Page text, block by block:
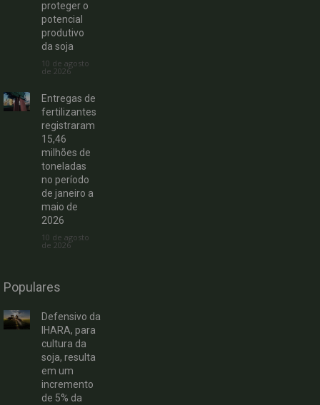
proteger o
potencial
produtivo
da soja
10 de agosto
de 2026
Entregas de
fertilizantes
registraram
15,46
milhões de
toneladas
no período
de janeiro a
maio de
2026
10 de agosto
de 2026
Populares
Defensivo da
IHARA, para
cultura da
soja, resulta
em um
incremento
de 5% da